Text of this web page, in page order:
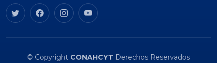
© Copyright CONAHCYT Derechos Reservados